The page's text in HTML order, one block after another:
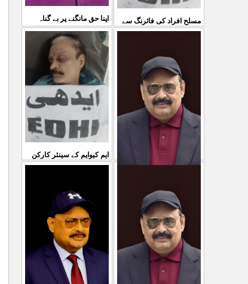
اپنا حق مانگنے پر بے گناہ
کشمیریوں کو گولیاں مارکر
شہ رگ کوکاٹ دیا گی
31 Jul 2026
مسلح افراد کی فائرنگ سے
سمیع الدین رحمانی ک
ایم کیوایم کے سینئر کارکن
شہادت پر متحدہ قومی
سے ہولی کھیلنابند کی جائے،
الطاف حسین...